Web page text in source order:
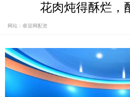
花肉炖得酥烂，
网站：睿迎网配资